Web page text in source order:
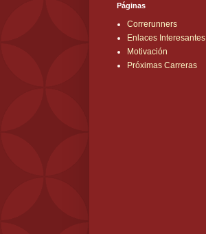
Páginas
Correrunners
Enlaces Interesantes
Motivación
Próximas Carreras